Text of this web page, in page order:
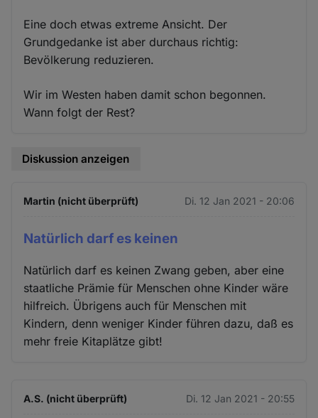
Eine doch etwas extreme Ansicht. Der
Grundgedanke ist aber durchaus richtig:
Bevölkerung reduzieren.
Wir im Westen haben damit schon begonnen.
Wann folgt der Rest?
Diskussion anzeigen
Martin (nicht überprüft) Di. 12 Jan 2021 - 20:06
Natürlich darf es keinen
Natürlich darf es keinen Zwang geben, aber eine
staatliche Prämie für Menschen ohne Kinder wäre
hilfreich. Übrigens auch für Menschen mit
Kindern, denn weniger Kinder führen dazu, daß es
mehr freie Kitaplätze gibt!
A.S. (nicht überprüft) Di. 12 Jan 2021 - 20:55